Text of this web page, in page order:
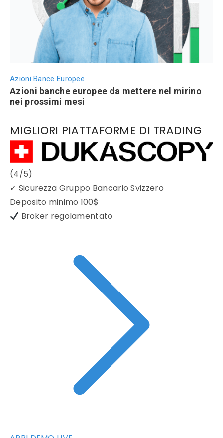
Azioni Bance Europee
Azioni banche europee da mettere nel mirino
nei prossimi mesi
MIGLIORI PIATTAFORME DI TRADING
(4/5)
✓ Sicurezza Gruppo Bancario Svizzero
Deposito minimo 100$
Broker regolamentato